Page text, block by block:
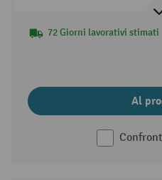
72 Giorni lavorativi stimati
Al